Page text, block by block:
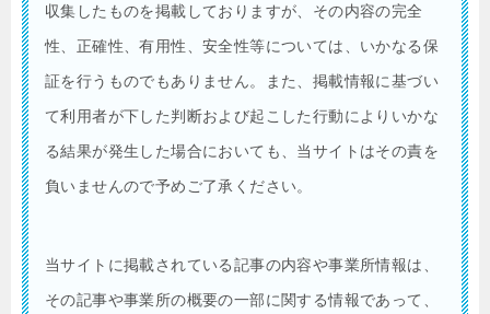
収集したものを掲載しておりますが、その内容の完全
性、正確性、有用性、安全性等については、いかなる保
証を行うものでもありません。また、掲載情報に基づい
て利用者が下した判断および起こした行動によりいかな
る結果が発生した場合においても、当サイトはその責を
負いませんので予めご了承ください。
当サイトに掲載されている記事の内容や事業所情報は、
その記事や事業所の概要の一部に関する情報であって、